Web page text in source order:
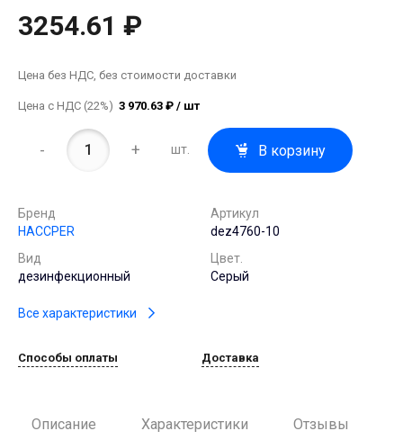
3254.61 ₽
Цена без НДС, без стоимости доставки
Цена с НДС (22%) 3 970.63 ₽ / шт
- + шт. В корзину
Бренд
HACCPER
Артикул
dez4760-10
Вид
дезинфекционный
Цвет.
Серый
Все характеристики
Способы оплаты Доставка
Описание Характеристики Отзывы